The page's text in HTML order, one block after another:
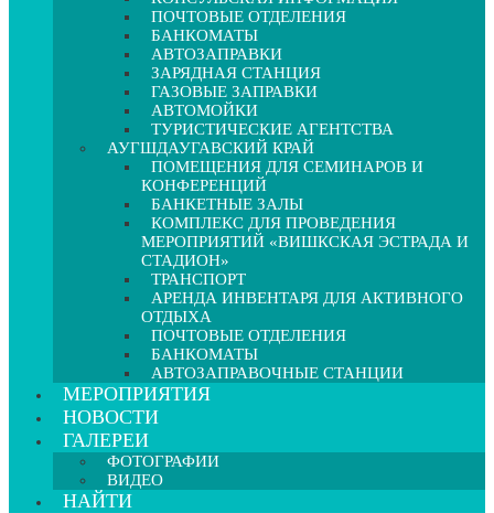
ПОЧТОВЫЕ ОТДЕЛЕНИЯ
БАНКОМАТЫ
АВТОЗАПРАВКИ
ЗАРЯДНАЯ СТАНЦИЯ
ГАЗОВЫЕ ЗАПРАВКИ
АВТОМОЙКИ
ТУРИСТИЧЕСКИЕ АГЕНТСТВА
АУГШДАУГАВСКИЙ КРАЙ
ПОМЕЩЕНИЯ ДЛЯ СЕМИНАРОВ И
КОНФЕРЕНЦИЙ
БАНКЕТНЫЕ ЗАЛЫ
КОМПЛЕКС ДЛЯ ПРОВЕДЕНИЯ
МЕРОПРИЯТИЙ «ВИШКСКАЯ ЭСТРАДА И
СТАДИОН»
ТРАНСПОРТ
АРЕНДА ИНВЕНТАРЯ ДЛЯ АКТИВНОГО
ОТДЫХА
ПОЧТОВЫЕ ОТДЕЛЕНИЯ
БАНКОМАТЫ
АВТОЗАПРАВОЧНЫЕ СТАНЦИИ
МЕРОПРИЯТИЯ
НОВОСТИ
ГАЛЕРЕИ
ФОТОГРАФИИ
ВИДЕО
НАЙТИ